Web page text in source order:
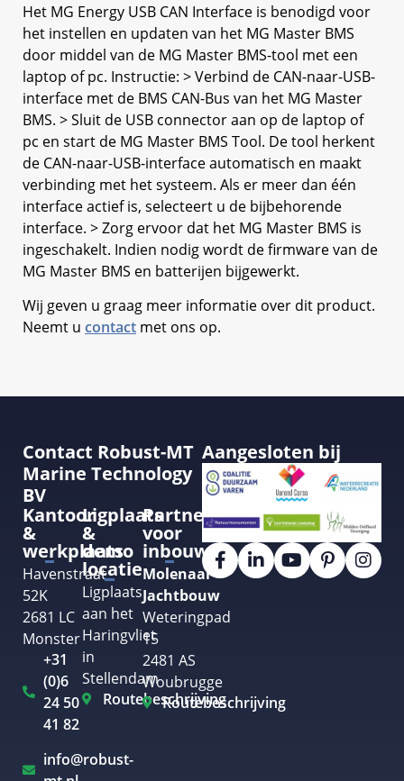
Het MG Energy USB CAN Interface is benodigd voor
het instellen en updaten van het MG Master BMS
door middel van de MG Master BMS-tool met een
laptop of pc. Instructie: > Verbind de CAN-naar-USB-
interface met de BMS CAN-Bus van het MG Master
BMS. > Sluit de USB connector aan op de laptop of
pc en start de MG Master BMS Tool. De tool herkent
de CAN-naar-USB-interface automatisch en maakt
verbinding met het systeem. Als er meer dan één
interface actief is, selecteert u de bijbehorende
interface. > Zorg ervoor dat het MG Master BMS is
ingeschakelt. Indien nodig wordt de firmware van de
MG Master BMS en batterijen bijgewerkt.
Wij geven u graag meer informatie over dit product.
Neemt u contact met ons op.
Contact Robust-MT
Marine Technology
BV
Kantoor
&
werkplaats
Havenstraat
52K
2681 LC
Monster
+31
(0)6
24 50
41 82
info@robust-
Ligplaats
&
demo
locatie
Ligplaats
aan het
Haringvliet
in
Stellendam
Routebeschrijving
Partner
voor
inbouw
Molenaar
Jachtbouw
Weteringpad
15
2481 AS
Woubrugge
Routebeschrijving
Aangesloten bij